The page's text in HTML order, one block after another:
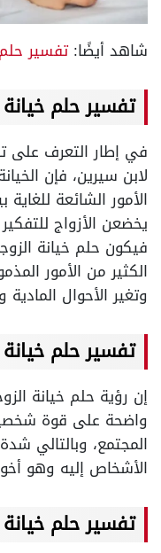
شاهد أيضًا:تفسير
تفسير حلم
في إطار التعرف على
لابن سيرين، فإن
الأمور الشائعة
يخضعن الأزواج
فيكون حلم خيانة
الكثير من الأمور
وتغير الأحوال المادية
تفسير حلم
إن رؤية حلم خيانة
واضحة على قوة
المجتمع، وبالتالي
الأشخاص إليه وهو
تفسير حلم